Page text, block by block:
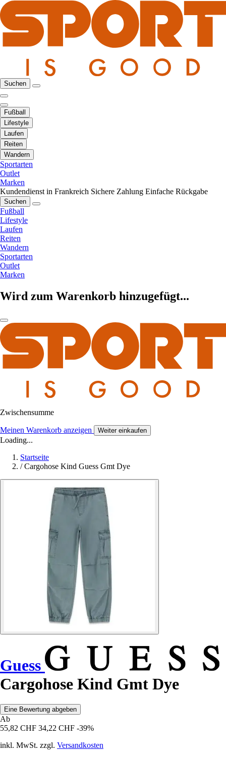
Suchen
Fußball
Lifestyle
Laufen
Reiten
Wandern
Sportarten
Outlet
Marken
Kundendienst in Frankreich Sichere Zahlung Einfache Rückgabe
Suchen
Fußball
Lifestyle
Laufen
Reiten
Wandern
Sportarten
Outlet
Marken
Wird zum Warenkorb hinzugefügt...
Zwischensumme
Meinen Warenkorb anzeigen Weiter einkaufen
Loading...
Startseite
/ Cargohose Kind Guess Gmt Dye
Guess
Cargohose Kind Gmt Dye
Eine Bewertung abgeben
Ab
55,82 CHF 34,22 CHF -39%
inkl. MwSt. zzgl. Versandkosten